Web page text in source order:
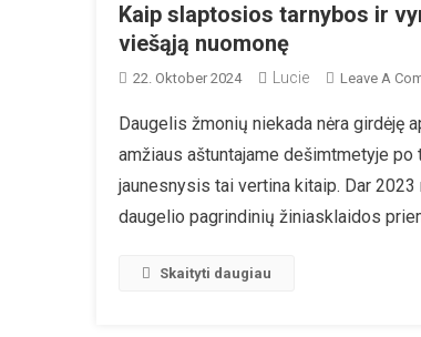
Kaip slaptosios tarnybos ir
viešąją nuomonę
22. Oktober 2024 Lucie Leave A
Daugelis žmonių niekada nėra girdėję
amžiaus aštuntajame dešimtmetyje
jaunesnysis tai vertina kitaip. Dar
daugelio pagrindinių žiniasklaidos
Skaityti daugiau